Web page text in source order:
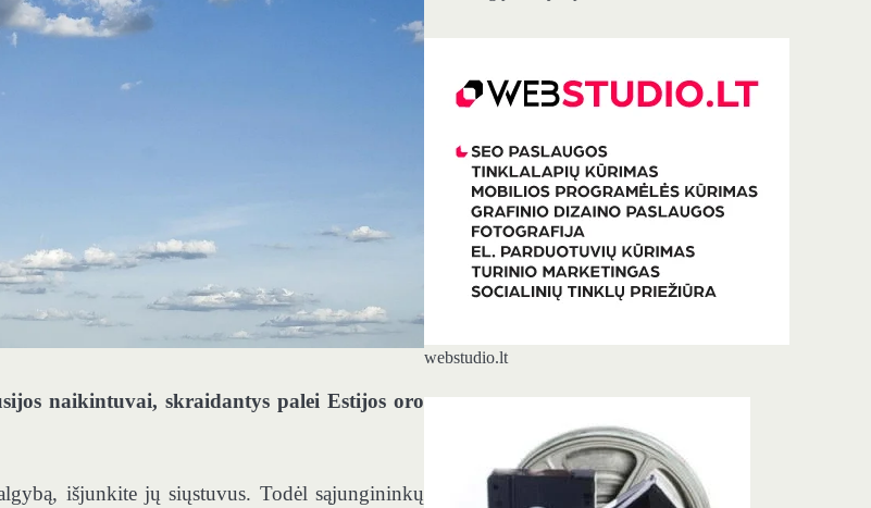
naikintuvai, skraidantys palei Estijos oro
išjunkite jų siųstuvus. Todėl sąjungininkų
webstudio.lt